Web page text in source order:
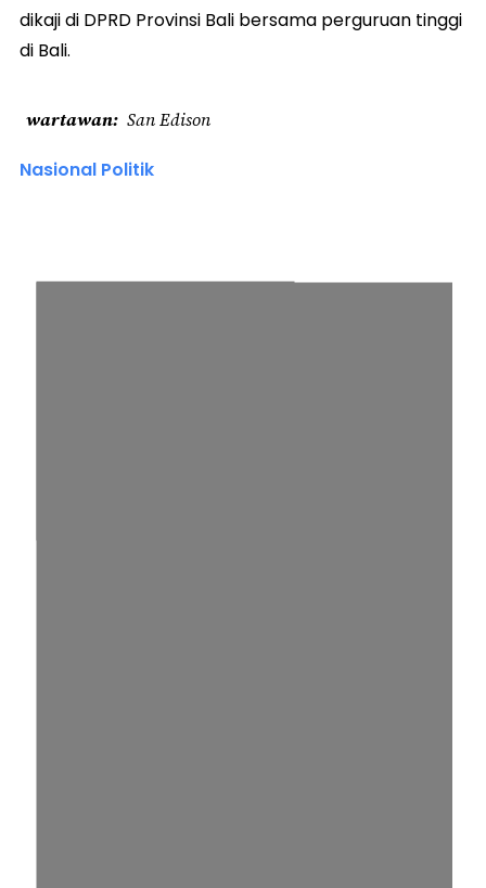
dikaji di DPRD Provinsi Bali bersama perguruan tinggi
di Bali.
wartawan San Edison
Nasional Politik